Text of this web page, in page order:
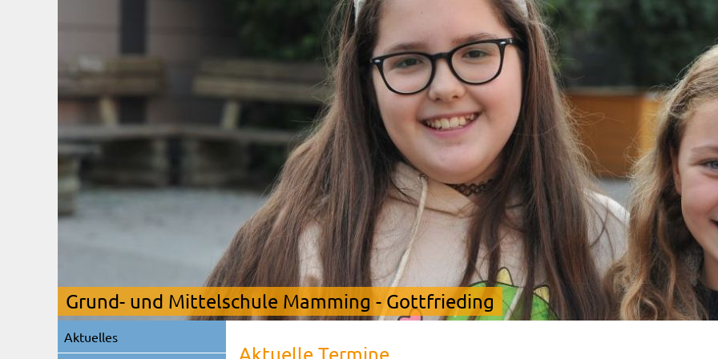
Grund- und Mittelschule Mamming - Gottfrieding
Aktuelle Termine
Navigation
überspringen
Aktuelles